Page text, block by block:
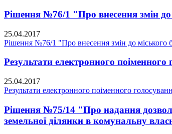
Рішення №76/1 "Про внесення змін
25.04.2017
Рішення №76/1 "Про внесення змін до міського
Результати електронного
25.04.2017
Результати електронного поіменного
Рішення №75/14 "Про надання
земельної ділянки в комунальну